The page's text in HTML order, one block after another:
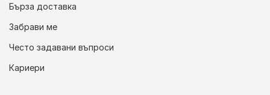
Бърза доставка
Забрави ме
Често задавани въпроси
Кариери